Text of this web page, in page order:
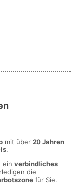
mit über 20 Jahren
.
ein verbindliches
die
für Sie.